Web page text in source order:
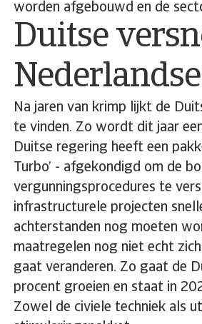
worden afgebouwd en de
Duitse
Na jaren van krimp lijkt de
te vinden. Zo wordt dit jaar
Duitse regering heeft een
Turbo’ - afgekondigd om de
vergunningsprocedures te
infrastructurele projecten
achterstanden nog moeten
maatregelen nog niet echt
gaat veranderen. Zo gaat de
procent groeien en staat in
Zowel de civiele techniek als